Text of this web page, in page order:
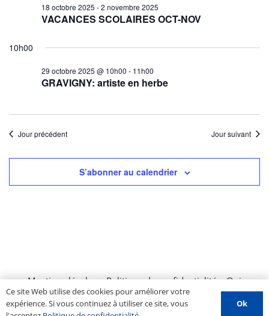
VACANCES SCOLAIRES OCT-NOV
18 octobre 2025 -2 novembre 2025
10h00
GRAVIGNY: artiste en herbe
29 octobre 2025 @ 10h00 - 11h00
Jour précédent Jour suivant
S’abonner au calendrier
Mentions légales–Politique de confidentialité–Qui
sommes nous ?–Contactez-nous –Espace PROS
Soumettre un évènement
Ce site Web utilise des cookies pour améliorer votre
expérience. Si vous continuez à utiliser ce site, vous
Ok